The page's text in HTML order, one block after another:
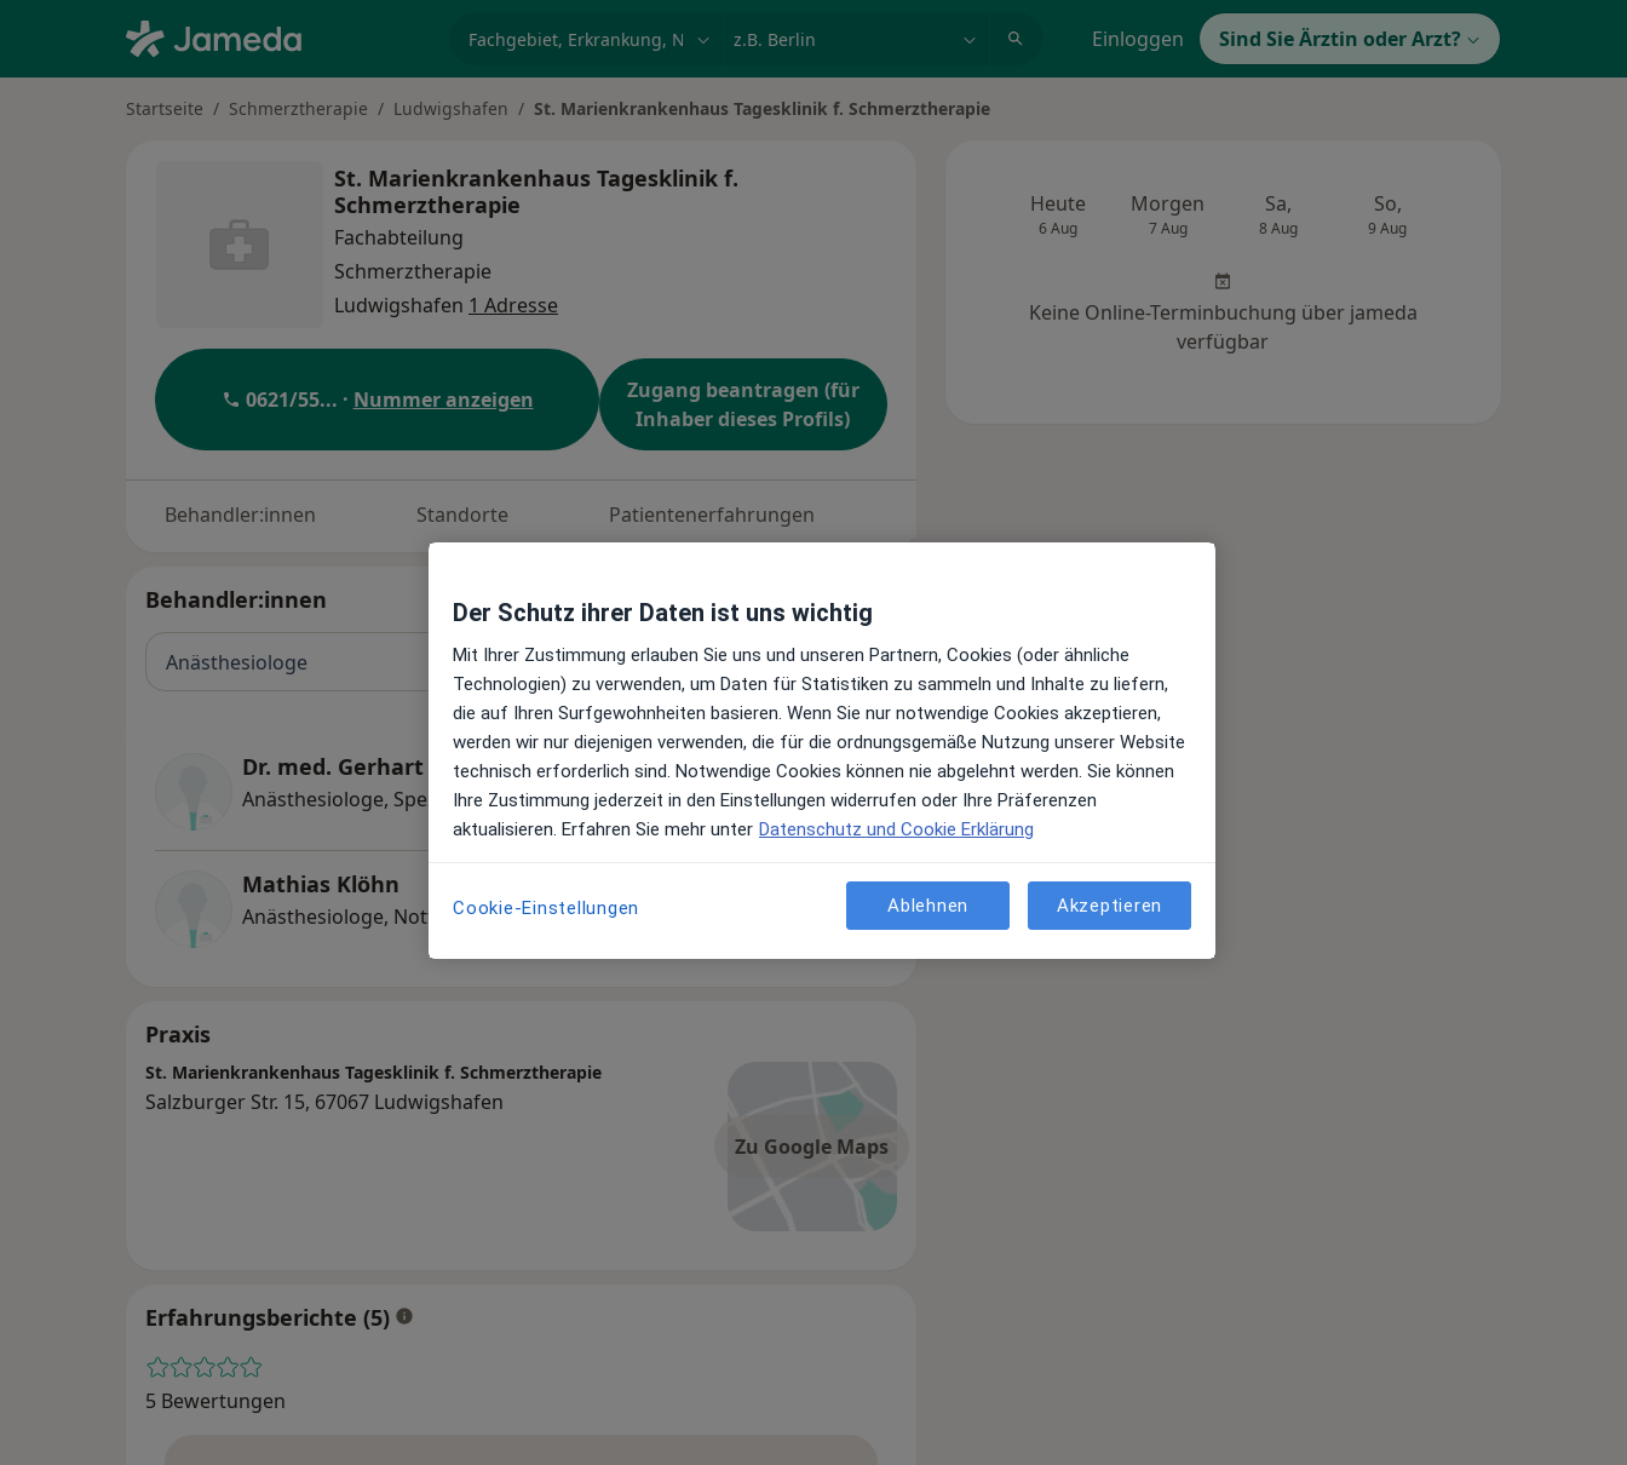
Einloggen Sind Sie Ärztin oder Arzt?
Startseite Schmerztherapie Ludwigshafen St. Marienkrankenhaus Tagesklinik f. Schmerztherapie
St. Marienkrankenhaus Tagesklinik f.
Schmerztherapie
Fachabteilung
Schmerztherapie
Ludwigshafen 1 Adresse
0621/55... · Nummer anzeigen
Zugang beantragen (für
Inhaber dieses Profils)
Behandler:innen Standorte Patientenerfahrungen
Behandler:innen
Anästhesiologe
Dr. med. Gerhart Stammler
Anästhesiologe, Spezieller Schmerztherapeut, Notfallmediziner
Mathias Klöhn
Anästhesiologe, Notfallmediziner
Praxis
Zu Google Maps
St. Marienkrankenhaus Tagesklinik f. Schmerztherapie
Salzburger Str. 15, 67067 Ludwigshafen
Erfahrungsberichte (5)
5 Bewertungen
Heute
6 Aug
Morgen
7 Aug
Sa,
8 Aug
So,
9 Aug
Keine Online-Terminbuchung über jameda
verfügbar
Der Schutz ihrer Daten ist uns wichtig
Mit Ihrer Zustimmung erlauben Sie uns und unseren Partnern, Cookies (oder ähnliche
Technologien) zu verwenden, um Daten für Statistiken zu sammeln und Inhalte zu liefern,
die auf Ihren Surfgewohnheiten basieren. Wenn Sie nur notwendige Cookies akzeptieren,
werden wir nur diejenigen verwenden, die für die ordnungsgemäße Nutzung unserer Website
technisch erforderlich sind. Notwendige Cookies können nie abgelehnt werden. Sie können
Ihre Zustimmung jederzeit in den Einstellungen widerrufen oder Ihre Präferenzen
aktualisieren. Erfahren Sie mehr unter Datenschutz und Cookie Erklärung
Cookie-Einstellungen Ablehnen Akzeptieren